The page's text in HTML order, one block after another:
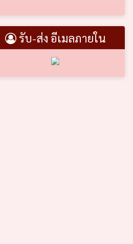
รับ-ส่ง อีเมลภายใน